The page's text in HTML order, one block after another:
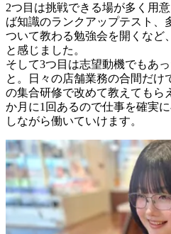
2つ目は挑戦できる場が多く用
ば知識のランクアップテスト、
ついて教わる勉強会を開くなど
と感じました。
そして3つ目は志望動機でもあ
と。日々の店舗業務の合間だけ
の集合研修で改めて教えてもら
か月に1回あるので仕事を確実
しながら働いていけます。